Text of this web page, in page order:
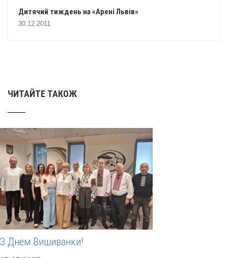
Дитячий тиждень на «Арені Львів»
30.12.2011
ЧИТАЙТЕ ТАКОЖ
З Днем Вишиванки!